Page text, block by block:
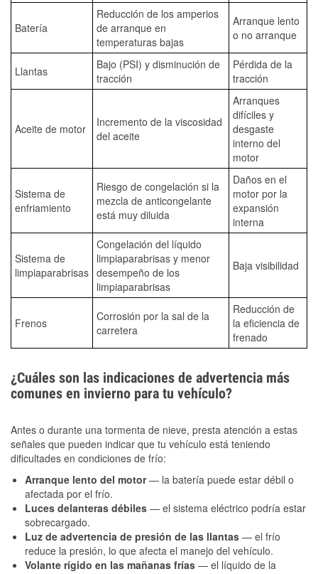
Batería
Reducción de los amperios
de arranque en
temperaturas bajas
Arranque lento
o no arranque
Llantas
Bajo (PSI) y disminución de
tracción
Pérdida de la
tracción
Aceite de motor
Incremento de la viscosidad
del aceite
Arranques
difíciles y
desgaste
interno del
motor
Sistema de
enfriamiento
Riesgo de congelación si la
mezcla de anticongelante
está muy diluida
Daños en el
motor por la
expansión
interna
Sistema de
limpiaparabrisas
Congelación del líquido
limpiaparabrisas y menor
desempeño de los
limpiaparabrisas
Baja visibilidad
Frenos
Corrosión por la sal de la
carretera
Reducción de
la eficiencia de
frenado
¿Cuáles son las indicaciones de advertencia más
comunes en invierno para tu vehículo?
Antes o durante una tormenta de nieve, presta atención a estas
señales que pueden indicar que tu vehículo está teniendo
dificultades en condiciones de frío:
Arranque lento del motor— la batería puede estar débil o
afectada por el frío.
Luces delanteras débiles — el sistema eléctrico podría estar
sobrecargado.
Luz de advertencia de presión de las llantas — el frío
reduce la presión, lo que afecta el manejo del vehículo.
Volante rígido en las mañanas frías — el líquido de la